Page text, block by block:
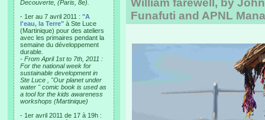
Decouverte, (Paris, 8e).
- 1er au 7 avril 2011 : "A
l'eau, la Terre" à Ste Luce
(Martinique) pour des ateliers
avec les primaires pendant la
semaine du développement
durable.
- From April 1st to 7th, 2011 :
For the national week for
sustainable development in
Ste Luce , "Our planet under
water " comic book is used as
a tool for the kids awareness
workshops (Martinique)
- 1er avril 2011 de 17 à 19h :
William farewell, by
Funafuti and APNL